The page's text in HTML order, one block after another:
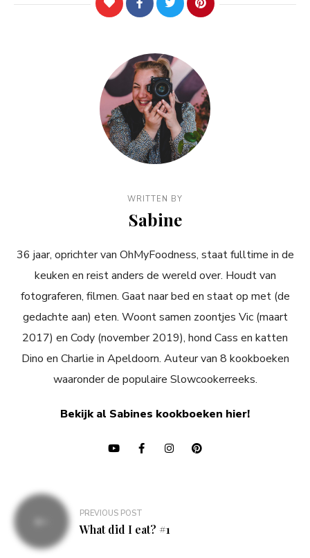
WRITTEN BY
Sabine
36 jaar, oprichter van OhMyFoodness, staat fulltime in de
keuken en reist anders de wereld over. Houdt van
fotograferen, filmen. Gaat naar bed en staat op met (de
gedachte aan) eten. Woont samen zoontjes Vic (maart
2017) en Cody (november 2019), hond Cass en katten
Dino en Charlie in Apeldoorn. Auteur van 8 kookboeken
waaronder de populaire Slowcookerreeks.
Bekijk al Sabines kookboeken hier!
Bericht
navigatie
PREVIOUS POST
What did I eat? #1